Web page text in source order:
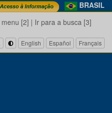
BRASIL
[2] | Ir para a busca [3]
English Español Français